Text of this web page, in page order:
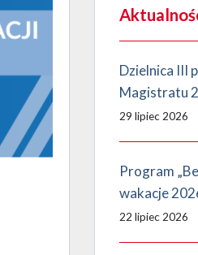
Dzielnica III
Magistratu
29 lipiec 2026
Program
wakacje
22 lipiec 2026